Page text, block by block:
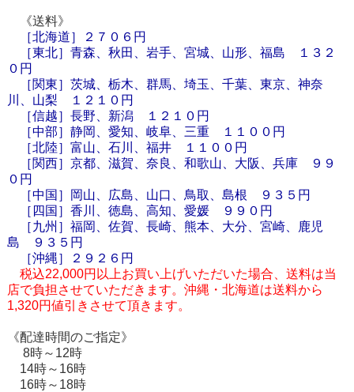
《送料》
［北海道］
２７０６円
［東北］青森、秋田、岩手、宮城、山形、福島 １３２
０円
［関東］茨城、栃木、群馬、埼玉、千葉、東京、神奈
川、山梨 １２１０円
［信越］長野、新潟 １２１０円
［中部］静岡、愛知、岐阜、三重 １１００円
［北陸］富山、石川、福井 １１００円
［関西］京都、滋賀、奈良、和歌山、大阪、兵庫 ９９
０円
［中国］岡山、広島、山口、鳥取、島根 ９３５円
［四国］香川、徳島、高知、愛媛 ９９０円
［九州］福岡、佐賀、長崎、熊本、大分、宮崎、鹿児
島 ９３５円
［沖縄］２９２６円
税込22,000円以上お買い上げいただいた場合、送料は当
店で負担させていただきます。沖縄・北海道は送料から
1,320円値引きさせて頂きます。
《配達時間のご指定》
8時～12時
14時～16時
16時～18時